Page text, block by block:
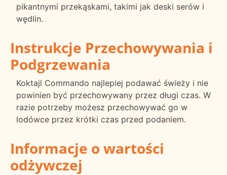
pikantnymi przekąskami, takimi jak deski serów i
wędlin.
Instrukcje Przechowywania i
Podgrzewania
Koktajl Commando najlepiej podawać świeży i nie
powinien być przechowywany przez długi czas. W
razie potrzeby możesz przechowywać go w
lodówce przez krótki czas przed podaniem.
Informacje o wartości
odżywczej